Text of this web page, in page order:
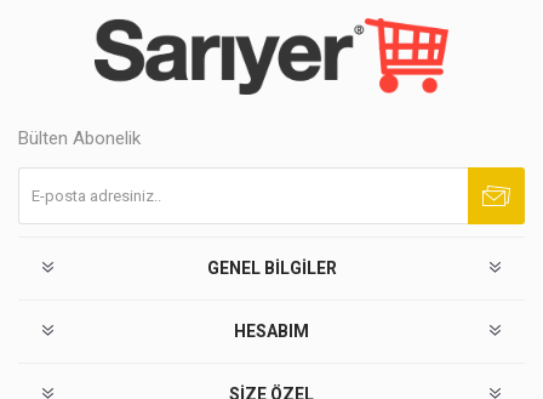
Bülten Abonelik
GENEL BILGILER
HESABIM
SIZE ÖZEL